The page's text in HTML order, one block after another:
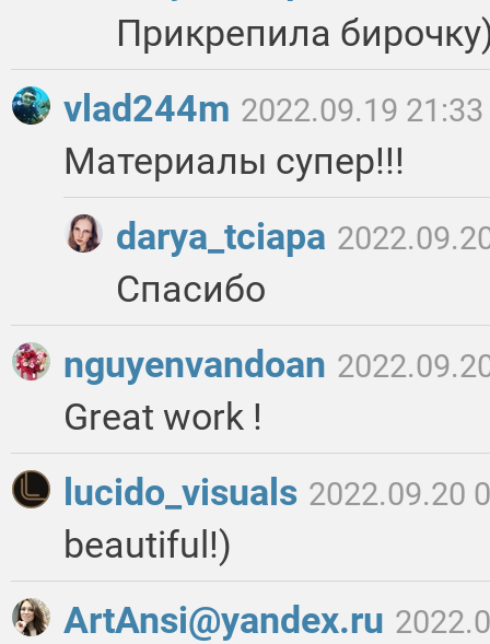
Прикрепила
vlad244m 2022.09.19 21:33
Материалы супер!!!
darya_tciapa
Спасибо
nguyenvandoan
Great work !
lucido_visuals 2022.09.20
beautiful!)
ArtAnsi@yandex.ru